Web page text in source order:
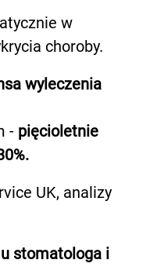
w
choroby.
wyleczenia
- pięcioletnie
UK, analizy
stomatologa i